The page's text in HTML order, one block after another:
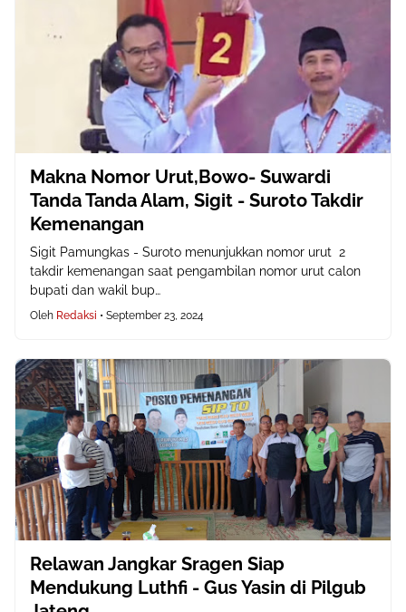
Makna Nomor Urut,Bowo- Suwardi
Tanda Tanda Alam, Sigit - Suroto Takdir
Kemenangan
Sigit Pamungkas - Suroto menunjukkan nomor urut 2
takdir kemenangan saat pengambilan nomor urut calon
bupati dan wakil bup…
Oleh Redaksi • September 23, 2024
Relawan Jangkar Sragen Siap
Mendukung Luthfi - Gus Yasin di Pilgub